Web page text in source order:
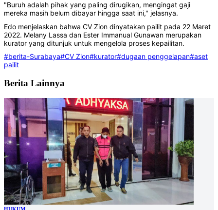
"Buruh adalah pihak yang paling dirugikan, mengingat gaji
mereka masih belum dibayar hingga saat ini," jelasnya.
Edo menjelaskan bahwa CV Zion dinyatakan pailit pada 22 Maret
2022. Melany Lassa dan Ester Immanual Gunawan merupakan
kurator yang ditunjuk untuk mengelola proses kepailitan.
#berita-Surabaya#CV Zion#kurator#dugaan penggelapan#aset
pailit
Berita Lainnya